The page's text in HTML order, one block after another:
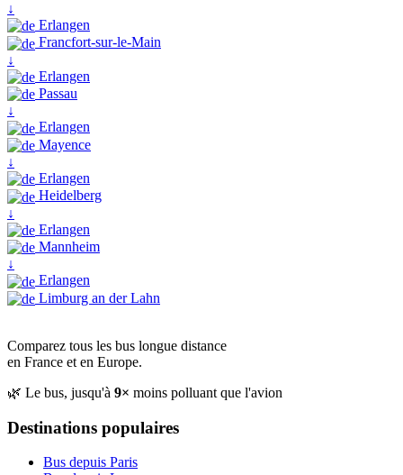
↓
Erlangen
Francfort-sur-le-Main
↓
Erlangen
Passau
↓
Erlangen
Mayence
↓
Erlangen
Heidelberg
↓
Erlangen
Mannheim
↓
Erlangen
Limburg an der Lahn
Comparez tous les bus longue distance
en France et en Europe.
🌿 Le bus, jusqu'à 9× moins polluant que l'avion
Destinations populaires
Bus depuis Paris